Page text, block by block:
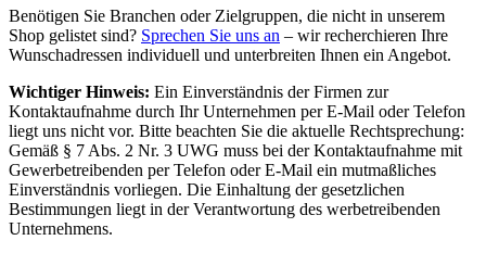
Benötigen Sie Branchen oder Zielgruppen, die nicht in unserem
Shop gelistet sind? Sprechen Sie uns an – wir recherchieren Ihre
Wunschadressen individuell und unterbreiten Ihnen ein Angebot.
Wichtiger Hinweis: Ein Einverständnis der Firmen zur
Kontaktaufnahme durch Ihr Unternehmen per E-Mail oder Telefon
liegt uns nicht vor. Bitte beachten Sie die aktuelle Rechtsprechung:
Gemäß § 7 Abs. 2 Nr. 3 UWG muss bei der Kontaktaufnahme mit
Gewerbetreibenden per Telefon oder E-Mail ein mutmaßliches
Einverständnis vorliegen. Die Einhaltung der gesetzlichen
Bestimmungen liegt in der Verantwortung des werbetreibenden
Unternehmens.